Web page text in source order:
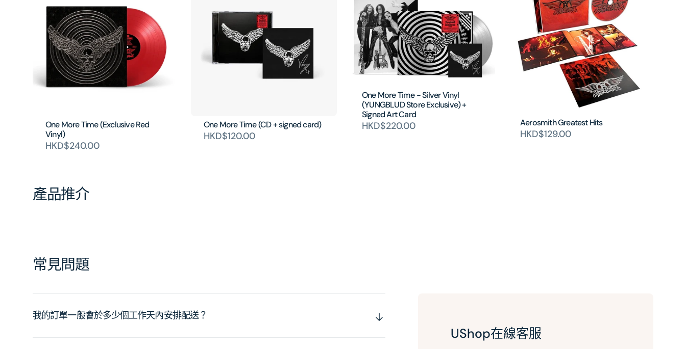
One More Time (Exclusive Red
Vinyl)
HKD$240.00
One More Time (CD + signed card)
HKD$120.00
One More Time - Silver Vinyl
(YUNGBLUD Store Exclusive) +
Signed Art Card
HKD$220.00 Aerosmith Greatest Hits
HKD$129.00
產品推介
常見問題
我的訂單一般會於多少個工作天內安排配送？
UShop在線客服